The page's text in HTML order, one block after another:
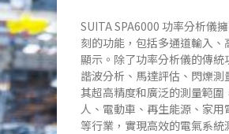
SUITA SPA6000 功率分析儀
刻的功能，包括多通道輸入
顯示。除了功率分析儀的傳統
諧波分析、馬達評估、閃爍
其超高精度和廣泛的測量範
人、電動車、再生能源、家
等行業，實現高效的電氣系統